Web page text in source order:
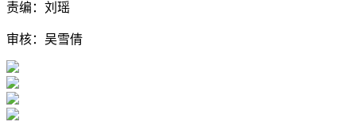
责编：刘瑶
审核：吴雪倩